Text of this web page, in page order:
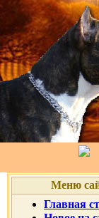
Меню
Главная